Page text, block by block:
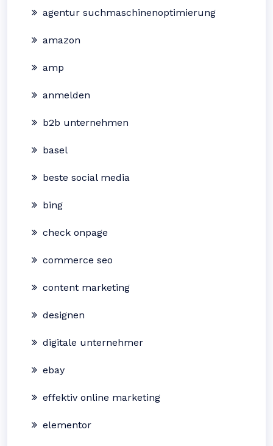
agentur suchmaschinenoptimierung
amazon
amp
anmelden
b2b unternehmen
basel
beste social media
bing
check onpage
commerce seo
content marketing
designen
digitale unternehmer
ebay
effektiv online marketing
elementor